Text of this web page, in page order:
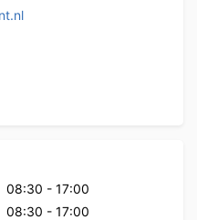
08:30 - 17:00
08:30 - 17:00